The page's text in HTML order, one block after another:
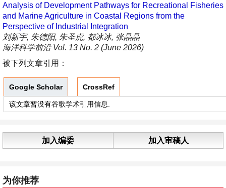
Analysis of Development Pathways for Recreational Fisheries
and Marine Agriculture in Coastal Regions from the
Perspective of Industrial Integration
刘新宇, 朱德阳, 朱圣虎, 都冰冰, 张晶晶
海洋科学前沿 Vol. 13 No. 2 (June 2026)
被下列文章引用：
Google Scholar CrossRef
该文章暂没有谷歌学术引用信息.
加入编委 加入审稿人
为你推荐